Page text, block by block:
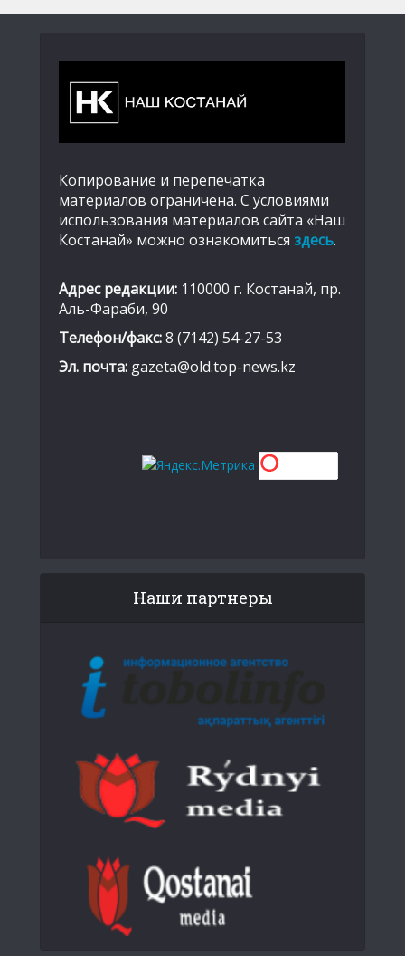
Копирование и перепечатка
материалов ограничена. С условиями
использования материалов сайта «Наш
Костанай» можно ознакомиться здесь.
Адрес редакции: 110000 г. Костанай, пр.
Аль-Фараби, 90
Телефон/факс:8 (7142) 54-27-53
Эл. почта: gazeta@old.top-news.kz
Наши партнеры